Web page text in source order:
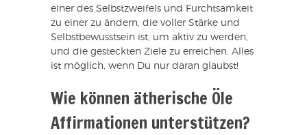
einer des Selbstzweifels und Furchtsamkeit
zu einer zu ändern, die voller Stärke und
Selbstbewusstsein ist, um aktiv zu werden,
und die gesteckten Ziele zu erreichen. Alles
ist möglich, wenn Du nur daran glaubst!
Wie können ätherische Öle
Affirmationen unterstützen?